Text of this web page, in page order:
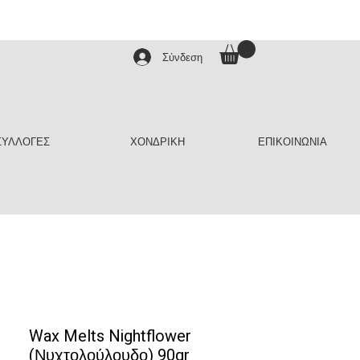
Σύνδεση
ΧΟΝΔΡΙΚΗ ΕΠΙΚΟΙΝΩΝΙΑ
Wax Melts Nightflower